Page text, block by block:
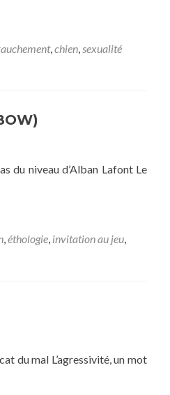
,chien,sexualité
du niveau d’Alban Lafont Le
,éthologie, invitation au jeu,
du mal L’agressivité, un mot